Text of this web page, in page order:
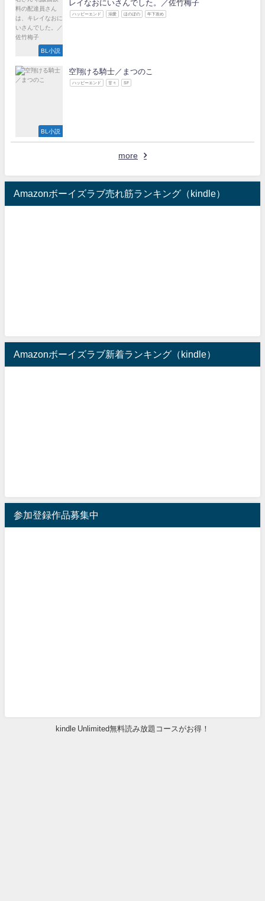
BL小説
レイなおにいさんでした。／佐竹梅子
ハッピーエンド 溺愛 ほのぼの 年下攻め
BL小説
空翔ける騎士／まつのこ
ハッピーエンド 甘々 SF
more
Amazonボーイズラブ売れ筋ランキング（kindle）
Amazonボーイズラブ新着ランキング（kindle）
参加登録作品募集中
kindle Unlimited無料読み放題コースがお得！